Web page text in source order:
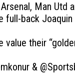
Arsenal, Man Utd
full-back Joaquin
value their
&